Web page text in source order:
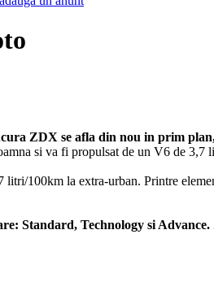
ZDX se afla din nou in prim
si va fi propulsat de un V6 de 3,7
100km la extra-urban. Printre
Standard, Technology si Advance.